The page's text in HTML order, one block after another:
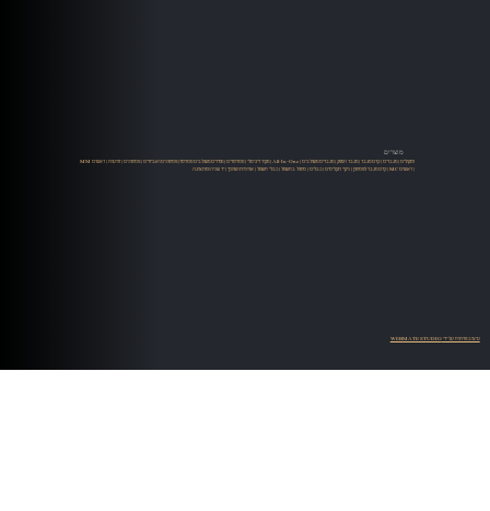
מוצרים
רמקולים|מגברים|קדם מגבר|מגבר הספק|מגברים משולבים|
All-In-One
|מקור דיגיטלי|סטרימרים|ממירים משולבים סטרימר|פטיפונים ואביזרים|פטיפונים|זרועות|ראשים MM
| ראשים MC |
קדם מגבר לפטיפון|ניקוי תקליטים|כבלים|טיפול בחשמל|כבלי חשמל|ארוניות ושיכוך|יד שניה ומתצוגה
עיצוב ופיתוח על ידי WEBMATE STUDIO